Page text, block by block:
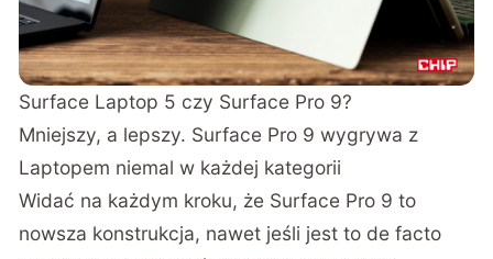
Surface Laptop 5 czy Surface Pro 9?
Mniejszy, a lepszy. Surface Pro 9 wygrywa z
Laptopem niemal w każdej kategorii
Widać na każdym kroku, że Surface Pro 9 to
nowsza konstrukcja, nawet jeśli jest to de facto